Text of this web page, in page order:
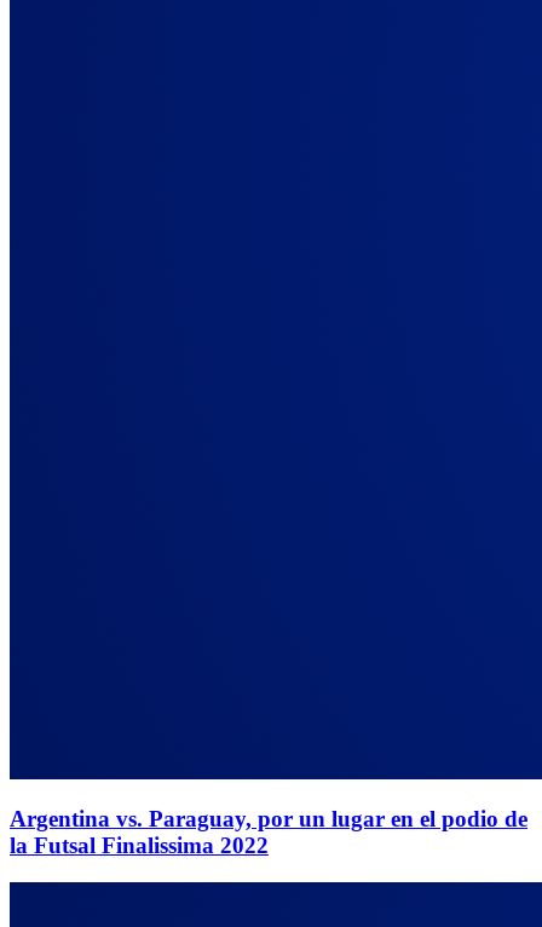
Argentina vs. Paraguay, por un lugar en el podio de
la Futsal Finalissima 2022